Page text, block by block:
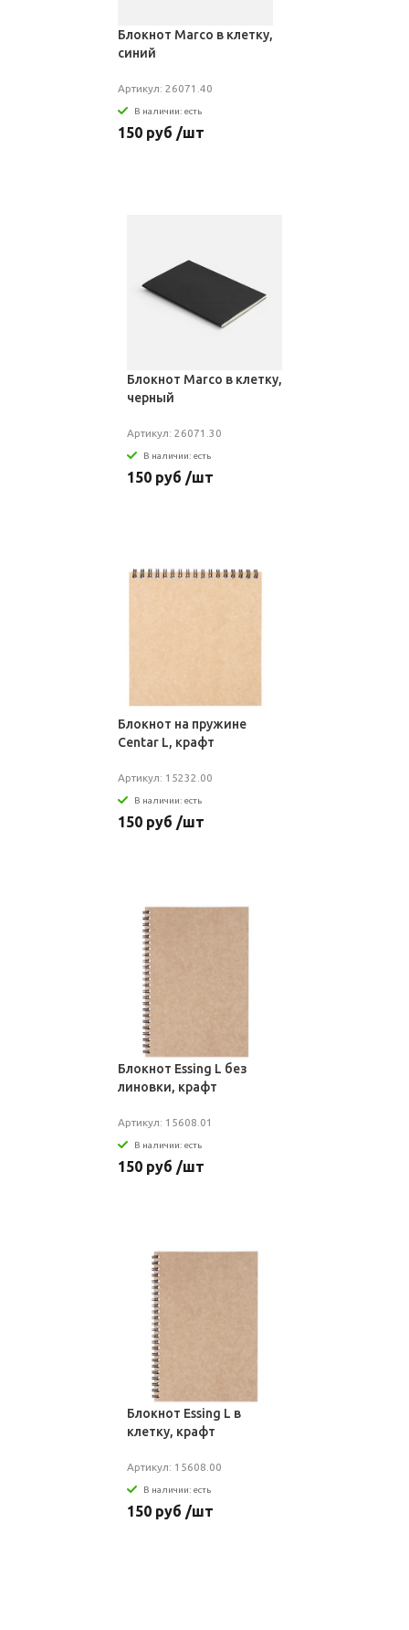
Блокнот Marco в клетку,
синий
Артикул: 26071.40
В наличии: есть
150 руб /шт
Блокнот Marco в клетку,
черный
Артикул: 26071.30
В наличии: есть
150 руб /шт
Блокнот на пружине
Centar L, крафт
Артикул: 15232.00
В наличии: есть
150 руб /шт
Блокнот Essing L без
линовки, крафт
Артикул: 15608.01
В наличии: есть
150 руб /шт
Блокнот Essing L в
клетку, крафт
Артикул: 15608.00
В наличии: есть
150 руб /шт